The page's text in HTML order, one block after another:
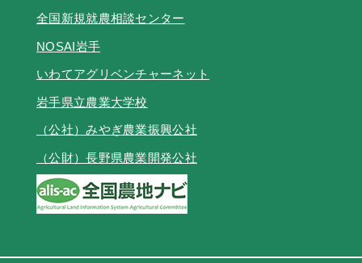
全国新規就農相談センター
NOSAI岩手
いわてアグリベンチャーネット
岩手県立農業大学校
（公社）みやぎ農業振興公社
（公財）長野県農業開発公社